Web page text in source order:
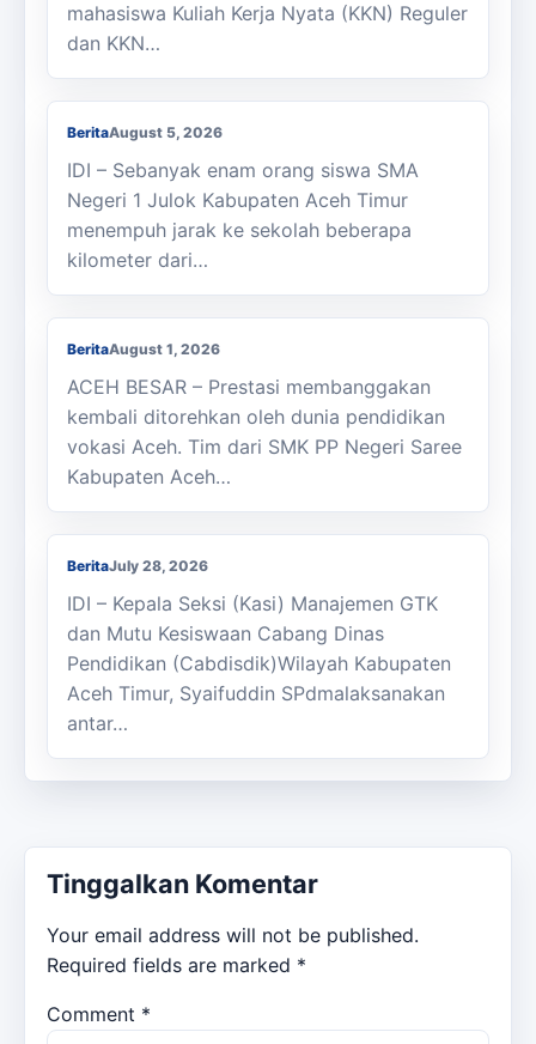
mahasiswa Kuliah Kerja Nyata (KKN) Reguler
dan KKN…
Berjalan Kaki ke Sekolah, Enam Siswa
SMAN 1 Julok Butuh Sepeda
BeritaAugust 5, 2026
IDI – Sebanyak enam orang siswa SMA
Negeri 1 Julok Kabupaten Aceh Timur
menempuh jarak ke sekolah beberapa
kilometer dari…
Membanggakan, Siswa SMK PPN Saree
Raih Juara LKS Nasional 2026
BeritaAugust 1, 2026
ACEH BESAR – Prestasi membanggakan
kembali ditorehkan oleh dunia pendidikan
vokasi Aceh. Tim dari SMK PP Negeri Saree
Kabupaten Aceh…
Kasi Cabdisdik Kabupaten Aceh Timur
Antar Tugas Kepala SMKN 1 Julok
BeritaJuly 28, 2026
IDI – Kepala Seksi (Kasi) Manajemen GTK
dan Mutu Kesiswaan Cabang Dinas
Pendidikan (Cabdisdik)Wilayah Kabupaten
Aceh Timur, Syaifuddin SPdmalaksanakan
antar…
Tinggalkan Komentar
Your email address will not be published.
Required fields are marked *
Comment *